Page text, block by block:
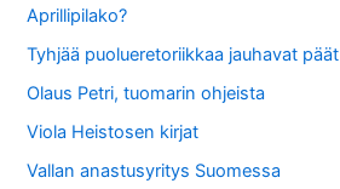
Aprillipilako?
Tyhjää puolueretoriikkaa jauhavat päät
Olaus Petri, tuomarin ohjeista
Viola Heistosen kirjat
Vallan anastusyritys Suomessa